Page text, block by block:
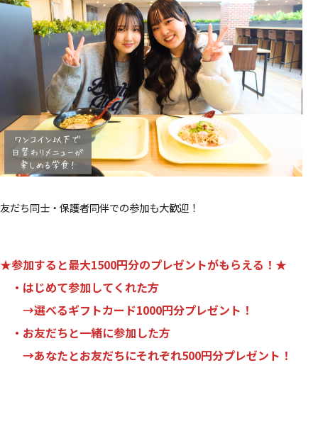
友だち同士・保護者同伴での参加も大歓迎！
★参加すると最大1500円分のプレゼントがもらえる！★
・はじめて参加してくれた方
→選べるギフトカード1000円分プレゼント！
・お友だちと一緒に参加した方
→あなたとお友だちにそれぞれ500円分プレゼント！